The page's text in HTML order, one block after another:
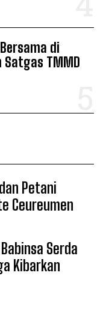
di
Satgas TMMD
Petani
Ceureumen
Serda
Kibarkan